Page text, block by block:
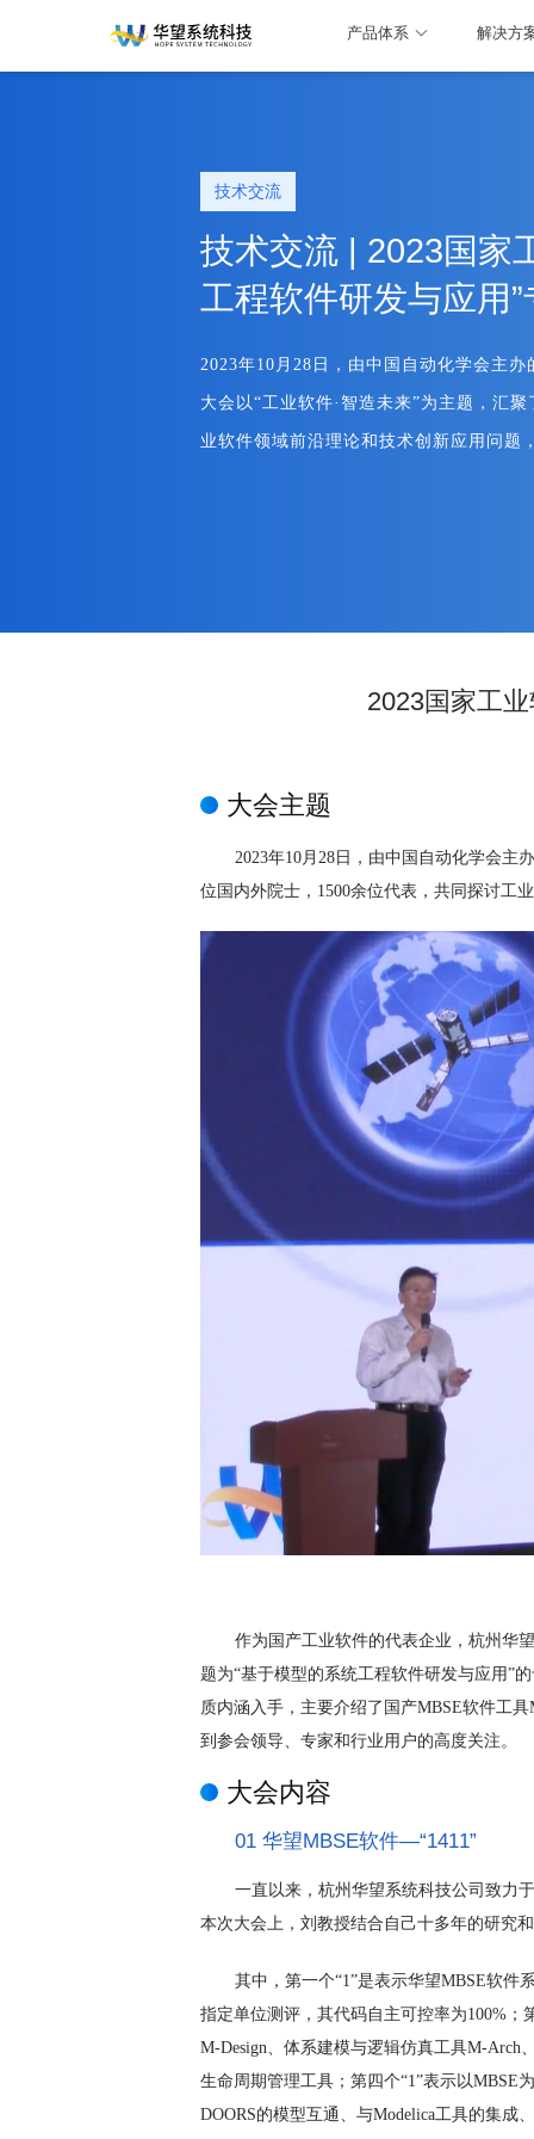
产品体系 解决方
技术交流
技术交流 | 2023国家
工程软件研发与应用
2023年10月28日，由中国自动化学会主
大会以“工业软件·智造未来”为主题，汇
业软件领域前沿理论和技术创新应用问题
2023国家工
大会主题
2023年10月28日，由中国自动化学会主
位国内外院士，1500余位代表，共同探讨工
作为国产工业软件的代表企业，杭州华
题为“基于模型的系统工程软件研发与应用”
质内涵入手，主要介绍了国产MBSE软件工
到参会领导、专家和行业用户的高度关注。
大会内容
01 华望MBSE软件—“1411”
一直以来，杭州华望系统科技公司致力
本次大会上，刘教授结合自己十多年的研究
其中，第一个“1”是表示华望MBSE软件
指定单位测评，其代码自主可控率为100%
M-Design、体系建模与逻辑仿真工具M-Arch
生命周期管理工具；第四个“1”表示以MBSE
DOORS的模型互通、与Modelica工具的集成